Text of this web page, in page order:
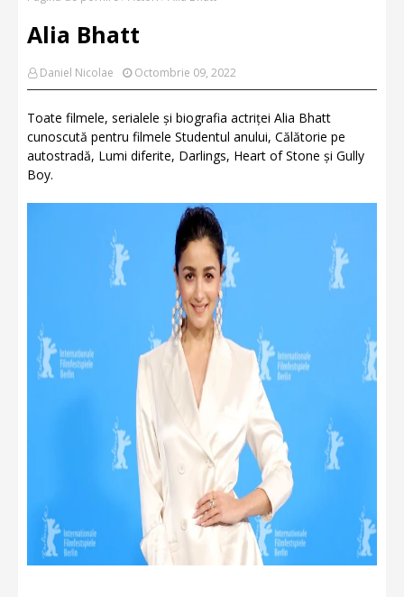
Alia Bhatt
Daniel Nicolae Octombrie 09, 2022
Toate filmele, serialele și biografia actriței Alia Bhatt
cunoscută pentru filmele Studentul anului, Călătorie pe
autostradă, Lumi diferite, Darlings, Heart of Stone și Gully
Boy.